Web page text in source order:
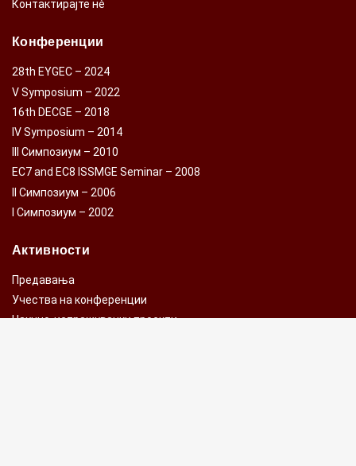
Контактирајте нè
Конференции
28th EYGEC – 2024
V Symposium – 2022
16th DECGE – 2018
IV Symposium – 2014
III Симпозиум – 2010
EC7 and EC8 ISSMGE Seminar – 2008
II Симпозиум – 2006
I Симпозиум – 2002
Активности
Предавања
Учества на конференции
Научно-истражувачки проекти